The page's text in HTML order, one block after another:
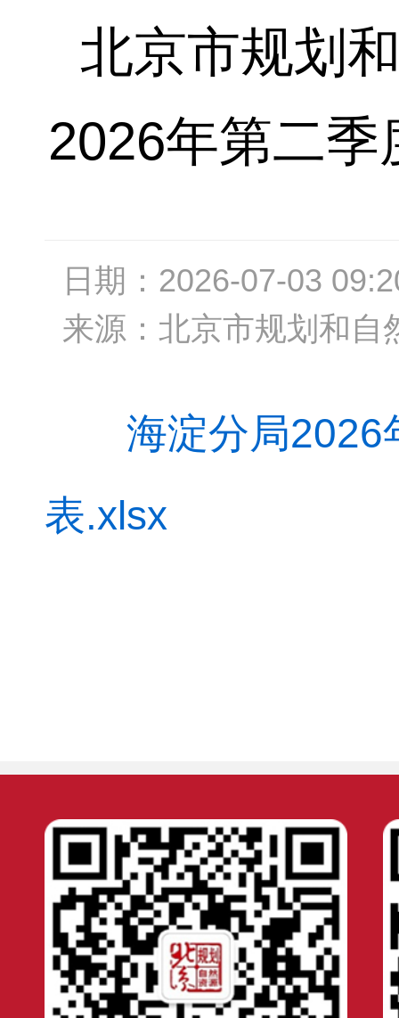
北京市规划
2026年第二
日期： 2026-07-03
来源： 北京市规划和自
海淀分局2026
表.xlsx